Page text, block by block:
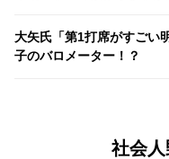
大矢氏「第1打席がすごい
子のバロメーター！？
社会